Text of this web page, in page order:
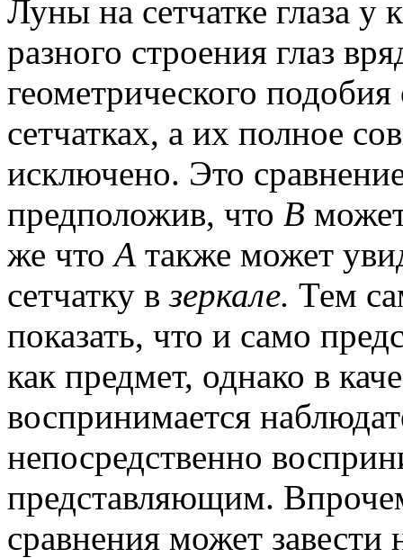
Луны на сетчатке глаза у
разного строения глаз
геометрического
сетчатках, а их полное
исключено. Это
предположив, что В
же чтоА также может
сетчатку взеркале. Тем
показать, что и само
как предмет, однако в
воспринимается
непосредственно
представляющим.
сравнения может